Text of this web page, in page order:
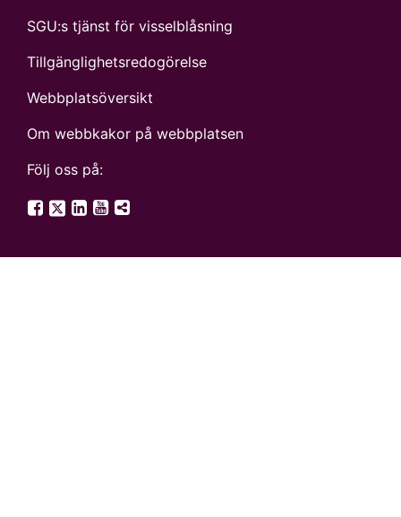
SGU:s tjänst för visselblåsning
Tillgänglighetsredogörelse
Webbplatsöversikt
Om webbkakor på webbplatsen
Följ oss på:
SGU på Facebook
SGU på Twitter
SGU på LinkedIn
SGU på YouTube
Fler digitala kanaler